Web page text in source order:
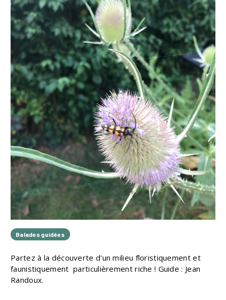
Balades guidées
Partez à la découverte d'un milieu floristiquement et
faunistiquement particulièrement riche ! Guide : Jean
Randoux.